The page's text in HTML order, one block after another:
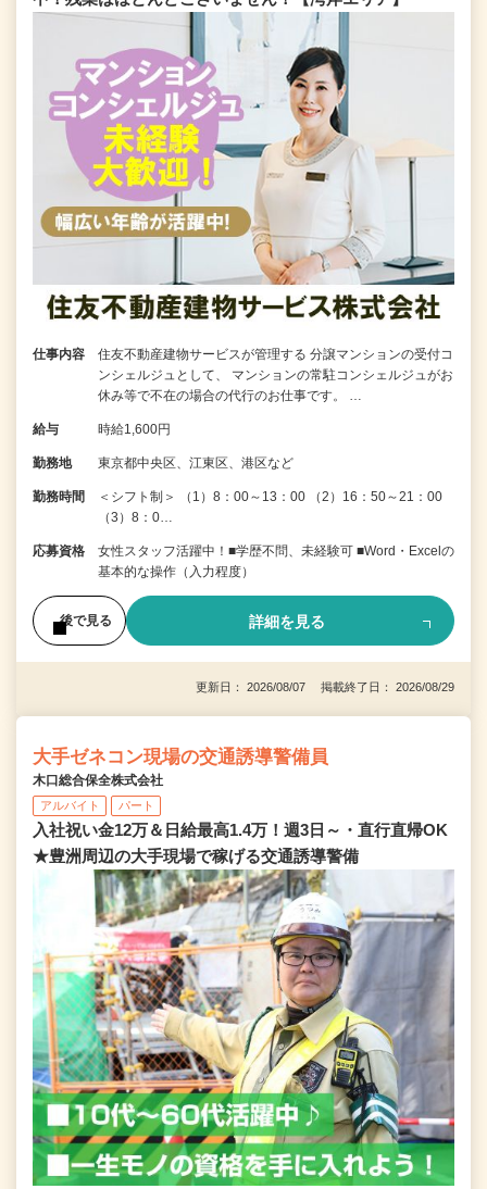
仕事内容
住友不動産建物サービスが管理する 分譲マンションの受付コ
ンシェルジュとして、 マンションの常駐コンシェルジュがお
休み等で不在の場合の代行のお仕事です。 …
給与 時給1,600円
勤務地 東京都中央区、江東区、港区など
勤務時間
＜シフト制＞ （1）8：00～13：00 （2）16：50～21：00
（3）8：0…
応募資格
女性スタッフ活躍中！■学歴不問、未経験可 ■Word・Excelの
基本的な操作（入力程度）
後で見る 詳細を見る
更新日： 2026/08/07 掲載終了日： 2026/08/29
大手ゼネコン現場の交通誘導警備員
木口総合保全株式会社
アルバイト パート
入社祝い金12万＆日給最高1.4万！週3日～・直行直帰OK
★豊洲周辺の大手現場で稼げる交通誘導警備